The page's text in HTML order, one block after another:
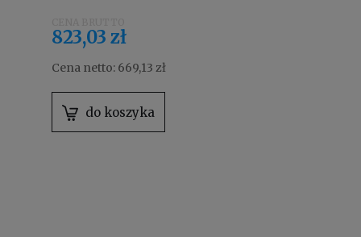
823,03 zł
Cena netto: 669,13 zł
do koszyka